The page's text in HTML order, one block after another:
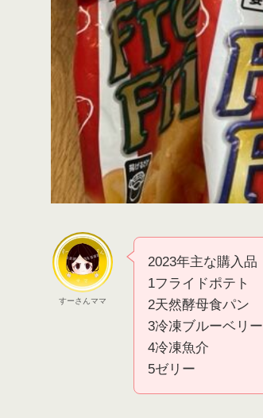
すーさんママ
2023年主な購入品
1フライドポテト
2天然酵母食パン
3冷凍ブルーベリー
4冷凍魚介
5ゼリー